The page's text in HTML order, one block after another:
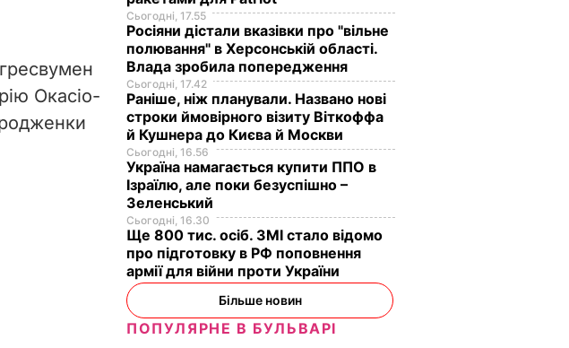
Окасіо-
Сьогодні, 17.55
Росіяни дістали вказівки про "вільне
полювання" в Херсонській області.
Влада зробила попередження
Сьогодні, 17.42
Раніше, ніж планували. Названо нові
строки ймовірного візиту Віткоффа
й Кушнера до Києва й Москви
Сьогодні, 16.56
Україна намагається купити ППО в
Ізраїлю, але поки безуспішно –
Зеленський
Сьогодні, 16.30
Ще 800 тис. осіб. ЗМІ стало відомо
про підготовку в РФ поповнення
армії для війни проти України
Більше новин
ПОПУЛЯРНЕ В БУЛЬВАРІ